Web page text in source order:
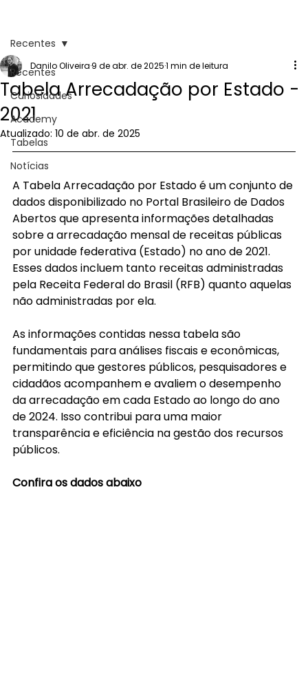
Recentes
Curiosidades
Academy
Tabelas
Notícias
Recentes
Tabela Arrecadação por Estado -
2021
Danilo Oliveira 9 de abr. de 20251 min de leitura
Atualizado: 10 de abr. de 2025
​A Tabela Arrecadação por Estado é um conjunto de
dados disponibilizado no Portal Brasileiro de Dados
Abertos que apresenta informações detalhadas
sobre a arrecadação mensal de receitas públicas
por unidade federativa (Estado) no ano de 2021.
Esses dados incluem tanto receitas administradas
pela Receita Federal do Brasil (RFB) quanto aquelas
não administradas por ela.
As informações contidas nessa tabela são
fundamentais para análises fiscais e econômicas,
permitindo que gestores públicos, pesquisadores e
cidadãos acompanhem e avaliem o desempenho
da arrecadação em cada Estado ao longo do ano
de 2024. Isso contribui para uma maior
transparência e eficiência na gestão dos recursos
públicos.
Confira os dados abaixo